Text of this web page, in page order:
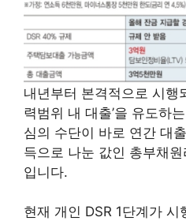
내년부터 본격적으로 시행
력범위 내 대출’을 유도하
심의 수단이 바로 연간 대
득으로 나눈 값인 총부채
입니다.
현재 개인 DSR 1단계가